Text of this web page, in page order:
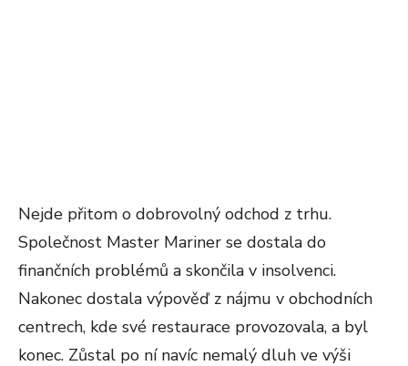
Nejde přitom o dobrovolný odchod z trhu.
Společnost Master Mariner se dostala do
finančních problémů a skončila v insolvenci.
Nakonec dostala výpověď z nájmu v obchodních
centrech, kde své restaurace provozovala, a byl
konec. Zůstal po ní navíc nemalý dluh ve výši